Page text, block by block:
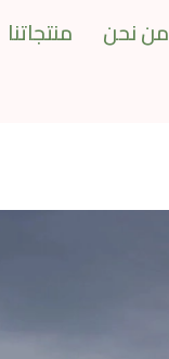
من نحن منتجاتنا